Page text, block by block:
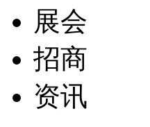
展会
招商
资讯